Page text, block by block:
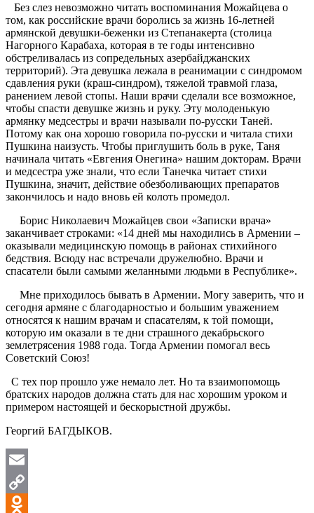
Без слез невозможно читать воспоминания Можайцева о
том, как российские врачи боролись за жизнь 16-летней
армянской девушки-беженки из Степанакерта (столица
Нагорного Карабаха, которая в те годы интенсивно
обстреливалась из сопредельных азербайджанских
территорий). Эта девушка лежала в реанимации с синдромом
сдавления руки (краш-синдром), тяжелой травмой глаза,
ранением левой стопы. Наши врачи сделали все возможное,
чтобы спасти девушке жизнь и руку. Эту молоденькую
армянку медсестры и врачи называли по-русски Таней.
Потому как она хорошо говорила по-русски и читала стихи
Пушкина наизусть. Чтобы приглушить боль в руке, Таня
начинала читать «Евгения Онегина» нашим докторам. Врачи
и медсестра уже знали, что если Танечка читает стихи
Пушкина, значит, действие обезболивающих препаратов
закончилось и надо вновь ей колоть промедол.
Борис Николаевич Можайцев свои «Записки врача»
заканчивает строками: «14 дней мы находились в Армении –
оказывали медицинскую помощь в районах стихийного
бедствия. Всюду нас встречали дружелюбно. Врачи и
спасатели были самыми желанными людьми в Республике».
Мне приходилось бывать в Армении. Могу заверить, что и
сегодня армяне с благодарностью и большим уважением
относятся к нашим врачам и спасателям, к той помощи,
которую им оказали в те дни страшного декабрьского
землетрясения 1988 года. Тогда Армении помогал весь
Советский Союз!
С тех пор прошло уже немало лет. Но та взаимопомощь
братских народов должна стать для нас хорошим уроком и
примером настоящей и бескорыстной дружбы.
Георгий БАГДЫКОВ.
Email
Copy